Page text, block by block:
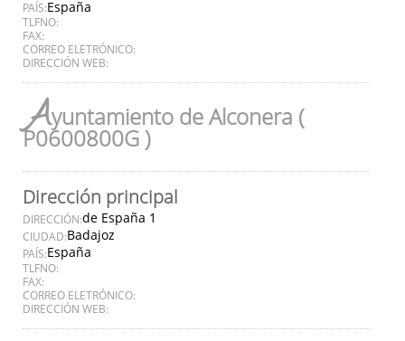
PAÍS:España
TLFNO:
FAX:
CORREO ELETRÓNICO:
DIRECCIÓN WEB:
Ayuntamiento de Alconera (
P0600800G )
Dirección principal
DIRECCIÓN:de España 1
CIUDAD:Badajoz
PAÍS:España
TLFNO:
FAX:
CORREO ELETRÓNICO:
DIRECCIÓN WEB: